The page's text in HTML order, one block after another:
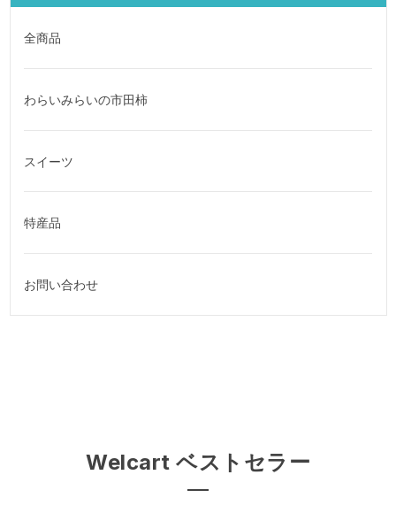
全商品
わらいみらいの市田柿
スイーツ
特産品
お問い合わせ
Welcart ベストセラー